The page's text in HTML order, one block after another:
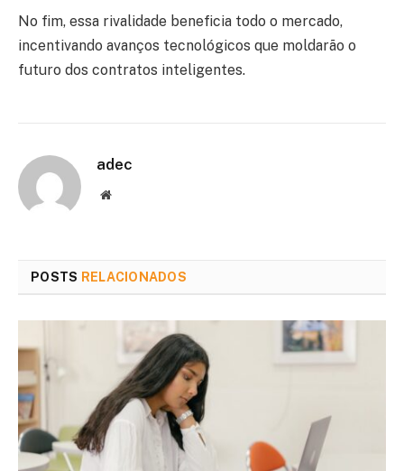
No fim, essa rivalidade beneficia todo o mercado,
incentivando avanços tecnológicos que moldarão o
futuro dos contratos inteligentes.
adec
Website
POSTS RELACIONADOS